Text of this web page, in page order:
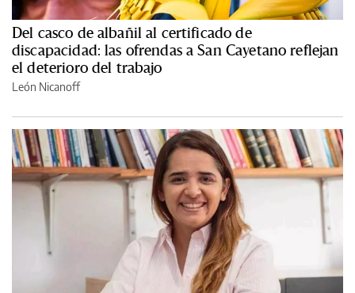
Del casco de albañil al certificado de
discapacidad: las ofrendas a San Cayetano reflejan
el deterioro del trabajo
León Nicanoff